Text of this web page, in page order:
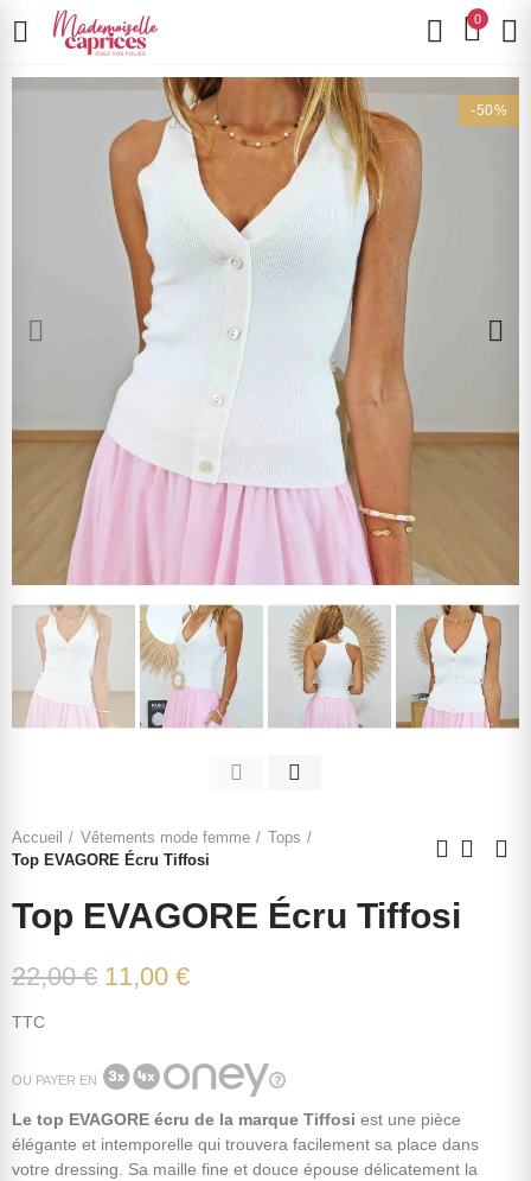
0
-50%
Accueil Vêtements mode femme
Tops
Top EVAGORE Écru Tiffosi
Top EVAGORE Écru Tiffosi
22,00 € 11,00 €
TTC
OU PAYER EN
Le top EVAGORE écru de la marque Tiffosi est une pièce
élégante et intemporelle qui trouvera facilement sa place dans
votre dressing. Sa maille fine et douce épouse délicatement la